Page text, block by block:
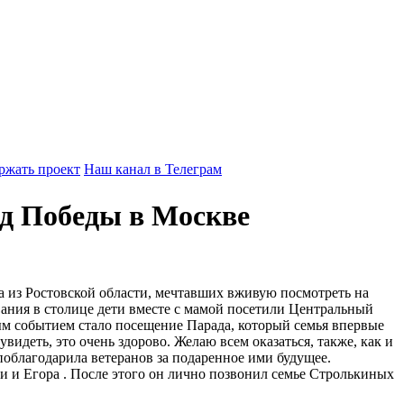
проект Наш канал в Телеграм
Победы в Москве
Ростовской области, мечтавших вживую посмотреть на
в столице дети вместе с мамой посетили Центральный
стало посещение Парада, который семья впервые
это очень здорово. Желаю всем оказаться, также, как и
ветеранов за подаренное ими будущее.
Егора . После этого он лично позвонил семье Стролькиных